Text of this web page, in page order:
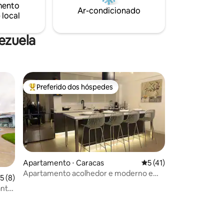
partir do essencial 🌿🌊Ar-condicionado
uma avaliação média de 5, 8 avaliações
5 (8)
Entre os melhores preferidos dos hóspedes
Preferido dos hóspedes
Apartamento ⋅ Caracas 5 de uma
5 (41)
Apartamento acolhedor e moderno em